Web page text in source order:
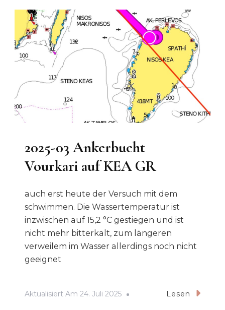
Auf
KEA
GR
2025-03 Ankerbucht
Vourkari auf KEA GR
auch erst heute der Versuch mit dem
schwimmen. Die Wassertemperatur ist
inzwischen auf 15,2 °C gestiegen und ist
nicht mehr bitterkalt, zum längeren
verweilem im Wasser allerdings noch nicht
geeignet
Aktualisiert Am 24. Juli 2025 Lesen